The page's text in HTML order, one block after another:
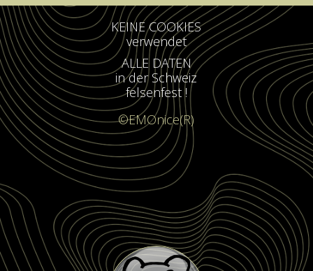
KEINE COOKIES
verwendet
ALLE DATEN
in der Schweiz
felsenfest !
©EMOnice(R)